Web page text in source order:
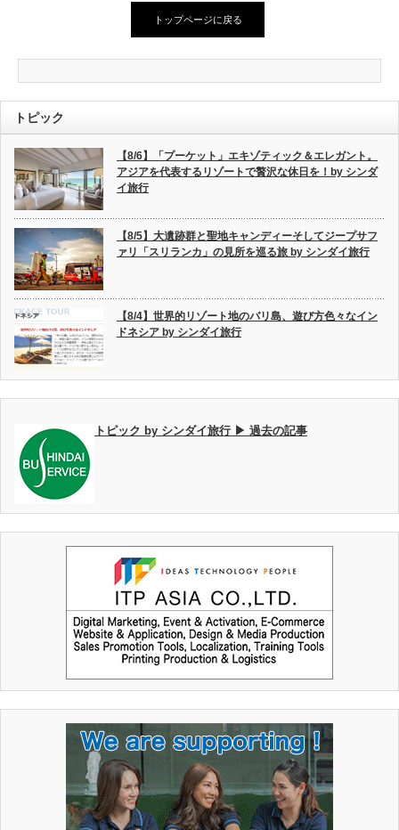
トップページに戻る
トピック
【8/6】「プーケット」エキゾティック＆エレガント。
アジアを代表するリゾートで贅沢な休日を！by シンダ
イ旅行
【8/5】大遺跡群と聖地キャンディーそしてジープサフ
ァリ「スリランカ」の見所を巡る旅 by シンダイ旅行
【8/4】世界的リゾート地のバリ島、遊び方色々なイン
ドネシア by シンダイ旅行
トピック by シンダイ旅行 ▶ 過去の記事